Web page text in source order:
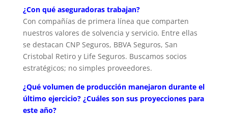
¿Con qué aseguradoras trabajan?
Con compañías de primera línea que comparten
nuestros valores de solvencia y servicio. Entre ellas
se destacan CNP Seguros, BBVA Seguros, San
Cristobal Retiro y Life Seguros. Buscamos socios
estratégicos; no simples proveedores.
¿Qué volumen de producción manejaron durante el
último ejercicio? ¿Cuáles son sus proyecciones para
este año?